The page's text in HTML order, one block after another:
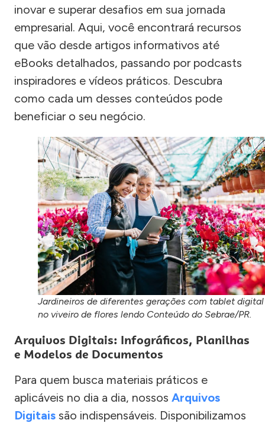
inovar e superar desafios em sua jornada
empresarial. Aqui, você encontrará recursos
que vão desde artigos informativos até
eBooks detalhados, passando por podcasts
inspiradores e vídeos práticos. Descubra
como cada um desses conteúdos pode
beneficiar o seu negócio.
Jardineiros de diferentes gerações com tablet digital
no viveiro de flores lendo Conteúdo do Sebrae/PR.
Arquivos Digitais: Infográficos, Planilhas
e Modelos de Documentos
Para quem busca materiais práticos e
aplicáveis no dia a dia, nossos Arquivos
Digitais são indispensáveis. Disponibilizamos